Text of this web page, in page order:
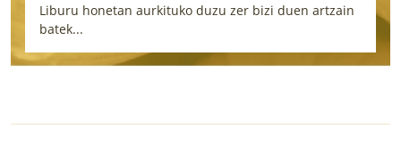
Liburu honetan aurkituko duzu zer bizi duen artzain
batek...